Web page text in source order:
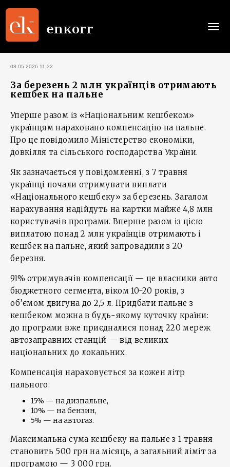
08.05.2026 11:32
За березень 2 млн українців отримають
кешбек на пальне
Уперше разом із «Національним кешбеком»
українцям нараховано компенсацію на пальне.
Про це повідомило Міністерство економіки,
довкілля та сільського господарства України.
Як зазначається у повідомленні, з 7 травня
українці почали отримувати виплати
«Національного кешбеку» за березень. Загалом
нарахування надійдуть на картки майже 4,8 млн
користувачів програми. Вперше разом із цією
виплатою понад 2 млн українців отримають і
кешбек на пальне, який запровадили з 20
березня.
91% отримувачів компенсації — це власники авто
бюджетного сегмента, віком 10-20 років, з
об’ємом двигуна до 2,5 л. Придбати пальне з
кешбеком можна в будь-якому куточку країни:
до програми вже приєдналися понад 220 мереж
автозаправних станцій — від великих
національних до локальних.
Компенсація нараховується за кожен літр
пального:
15% — на дизпальне,
10% — на бензин,
5% — на автогаз.
Максимальна сума кешбеку на пальне з 1 травня
становить 500 грн на місяць, а загальний ліміт за
програмою — 3 000 грн.